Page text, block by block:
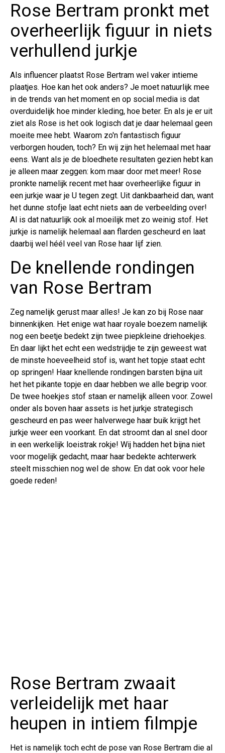
Rose Bertram pronkt met
overheerlijk figuur in niets
verhullend jurkje
Als influencer plaatst Rose Bertram wel vaker intieme
plaatjes. Hoe kan het ook anders? Je moet natuurlijk mee
in de trends van het moment en op social media is dat
overduidelijk hoe minder kleding, hoe beter. En als je er uit
ziet als Rose is het ook logisch dat je daar helemaal geen
moeite mee hebt. Waarom zo'n fantastisch figuur
verborgen houden, toch? En wij zijn het helemaal met haar
eens. Want als je de bloedhete resultaten gezien hebt kan
je alleen maar zeggen: kom maar door met meer! Rose
pronkte namelijk recent met haar overheerlijke figuur in
een jurkje waar je U tegen zegt. Uit dankbaarheid dan, want
het dunne stofje laat echt niets aan de verbeelding over!
Al is dat natuurlijk ook al moeilijk met zo weinig stof. Het
jurkje is namelijk helemaal aan flarden gescheurd en laat
daarbij wel héél veel van Rose haar lijf zien.
De knellende rondingen
van Rose Bertram
Zeg namelijk gerust maar alles! Je kan zo bij Rose naar
binnenkijken. Het enige wat haar royale boezem namelijk
nog een beetje bedekt zijn twee piepkleine driehoekjes.
En daar lijkt het echt een wedstrijdje te zijn geweest wat
de minste hoeveelheid stof is, want het topje staat echt
op springen! Haar knellende rondingen barsten bijna uit
het het pikante topje en daar hebben we alle begrip voor.
De twee hoekjes stof staan er namelijk alleen voor. Zowel
onder als boven haar assets is het jurkje strategisch
gescheurd en pas weer halverwege haar buik krijgt het
jurkje weer een voorkant. En dat stroomt dan al snel door
in een werkelijk loeistrak rokje! Wij hadden het bijna niet
voor mogelijk gedacht, maar haar bedekte achterwerk
steelt misschien nog wel de show. En dat ook voor hele
goede reden!
Rose Bertram zwaait
verleidelijk met haar
heupen in intiem filmpje
Het is namelijk toch echt de pose van Rose Bertram die al